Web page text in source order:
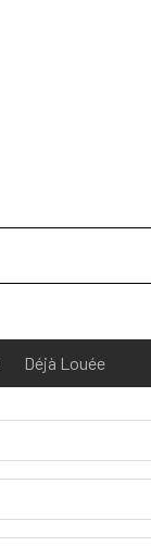
Déjà Louée